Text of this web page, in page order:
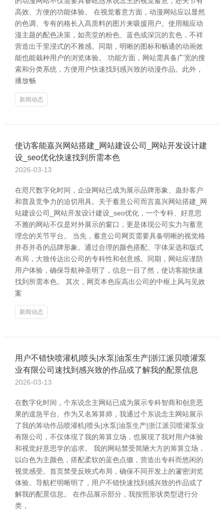
高效、方便的功能体验。 在视觉蓄意方面，动漫网站应以显然
的色调、专有的格长入高质料的图片来吸援用户。使用顺应动
漫主题的配色决策，如亮堂的粉色、蓝色或深沉的玄色，不祥
营造出千里浸式的不雅感。同期，明晰的图标和畅通的动画效
能也能栽种用户的浏览体验。 功能方面，网站需具备广宽的搜
索和分类系统，方便用户快速找到感兴致的动漫作品。此外，
播放畅
新闻动态
使访客能嘉兴网站搭建_网站建设公司_网站开发设计建
设_seo优化快速找到所需本色
2026-03-13
在咫尺数字化时间，企业网站已成为展示品牌形象、蛊卦客户
和普及竞争力的迫切用具。关于蓄意公司而言嘉兴网站搭建_网
站建设公司_网站开发设计建设_seo优化，一个专科、好意思
不雅的网站不仅是对外展示的窗口，更是体现公司实力与蓄意
理念的关节平台。 当先，蓄意公司网页需要具备明晰的视觉格
并吞并吞的品牌形象。通过合理的颜色搭配、字体采选和版式
布局，大致传达出公司的专科性和创意感。同期，网站应谨防
用户体验，确保导航神圣明了，信息一目了然，使访客能快速
找到所需本色。 其次，网页本色应高出公司的中枢上风与见效
案
新闻动态
用户不错快喷灌机|喷头|水泵|油泵生产|浙江派贝喷灌泵
业有限公司速找到感兴致的作品或了解我的配景信息
2026-03-13
在数字化时间，个东说念主网站已成为展示专科智商和创意恶
果的遑急平台。作为又名筹算师，我通过个东说念主网站展示
了我的筹动作品喷灌机|喷头|水泵|油泵生产|浙江派贝喷灌泵业
有限公司，不仅体现了我的筹算立场，也展现了我对用户体验
和视觉好意思学的追求。 我的网站禁受简陋大方的筹算立场，
以白色为主颜色，搭配柔软的蓝色点缀，营造出专科而悠闲的
视觉感受。首页禁受反映式布局，确保不同开发上的邃密浏览
体验。导航栏明晰明了，用户不错快速找到感兴致的作品或了
解我的配景信息。 在作品展示部分，我按照形状类型进行分
类，